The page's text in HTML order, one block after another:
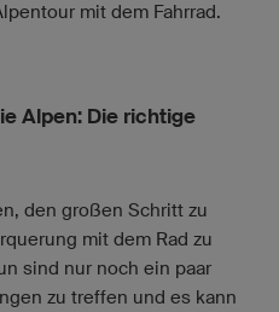
mit dem Fahrrad.
Alpen: Die richtige
den großen Schritt zu
mit dem Rad zu
sind nur noch ein paar
zu treffen und es kann